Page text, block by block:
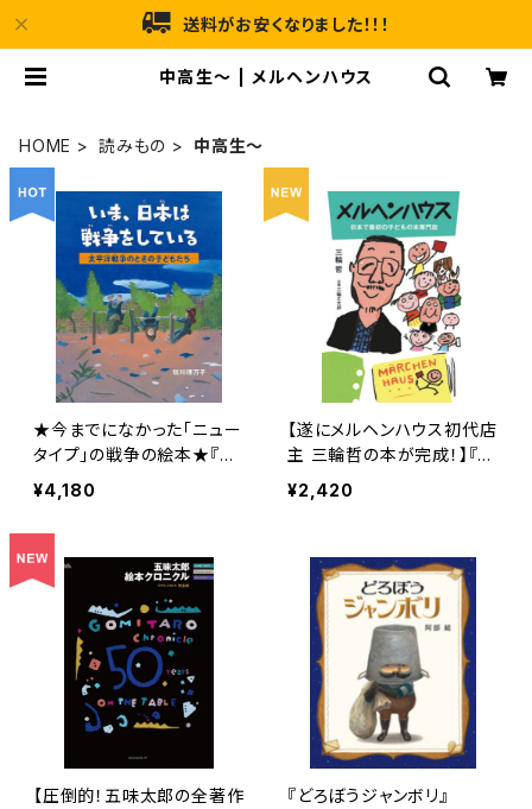
送料がお安くなりました！！！
中高生〜 | メルヘンハウス
HOME 読みもの 中高生〜
★今までになかった「ニュー
タイプ」の戦争の絵本★『い
ま、日本は戦争をしている
―太平洋戦争のときの子ど
もたち―』
¥4,180
【遂にメルヘンハウス初代店
主 三輪哲の本が完成！】『メ
ルヘンハウス 日本で最初の
子どもの本専門店』
¥2,420
【圧倒的！五味太郎の全著作
『どろぼうジャンボリ』